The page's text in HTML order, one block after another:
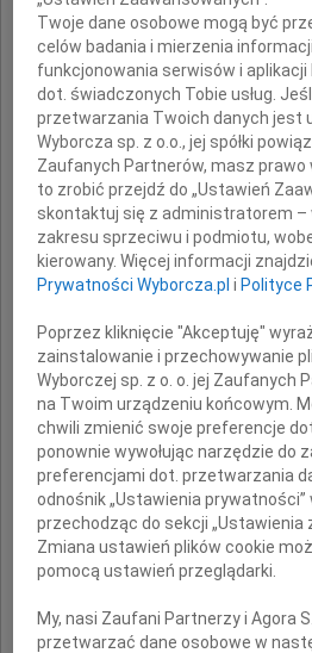
Działał, godnie
i ciesząc się
w Europejskim
oraz
Europejczyk duchem i
Twoje dane osobowe mogą być
celów badania i mierzenia
funkcjonowania serwisów i aplikacji
dot. świadczonych Tobie usług.
przetwarzania Twoich danych jest
Wyborcza sp. z o.o., jej spółki
Zaufanych Partnerów, masz prawo
to zrobić przejdź do „Ustawień
skontaktuj się z administratorem –
zakresu sprzeciwu i podmiotu,
kierowany. Więcej informacji
Prywatności Wyborcza.pl iPolityce
Poprzez kliknięcie "Akceptuję"
zainstalowanie i przechowywanie
Wyborczej sp. z o. o. jej Zaufanych
na Twoim urządzeniu końcowym.
chwili zmienić swoje preferencje
ponownie wywołując narzędzie do
preferencjami dot. przetwarzania
odnośnik „Ustawienia
przechodząc do sekcji „Ustawienia
Zmiana ustawień plików cookie
pomocą ustawień przeglądarki.
My, nasi Zaufani Partnerzy i Agora
przetwarzać dane osobowe w